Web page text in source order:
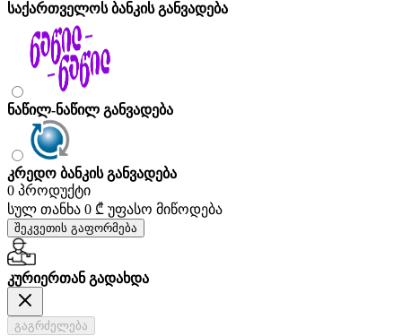
საქართველოს ბანკის განვადება
ნაწილ-ნაწილ განვადება
კრედო ბანკის განვადება
0 პროდუქტი
სულ თანხა 0 ₾ უფასო მიწოდება
შეკვეთის გაფორმება
კურიერთან გადახდა
გაგრძელება